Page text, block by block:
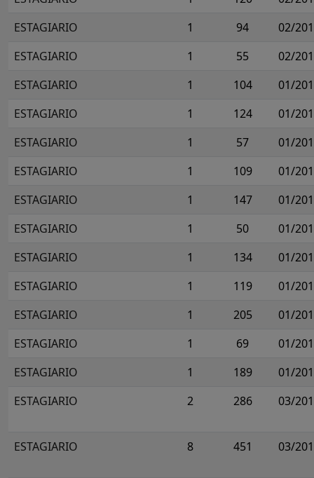
ESTAGIARIO
1 94
02/
ESTAGIARIO
1 55
02/
ESTAGIARIO
1 104
01/
ESTAGIARIO
1 124
01/
ESTAGIARIO
1 57
01/
ESTAGIARIO
1 109
01/
ESTAGIARIO
1 147
01/
ESTAGIARIO
1 50
01/
ESTAGIARIO
1 134
01/
ESTAGIARIO
1 119
01/
ESTAGIARIO
1 205
01/
ESTAGIARIO
1 69
01/
ESTAGIARIO
1 189
01/
ESTAGIARIO
2 286 03/
ESTAGIARIO 8 451 03/